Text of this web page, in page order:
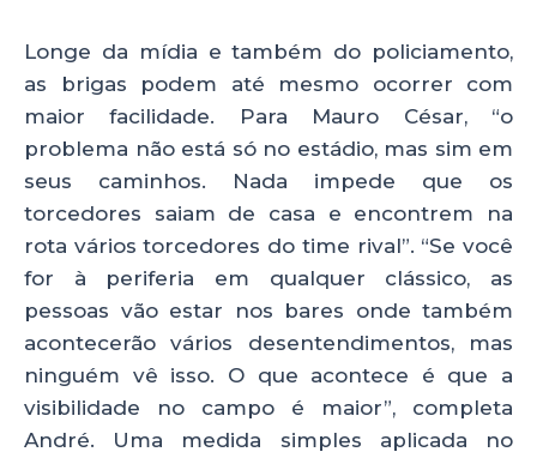
Longe da mídia e também do policiamento,
as brigas podem até mesmo ocorrer com
maior facilidade. Para Mauro César, “o
problema não está só no estádio, mas sim em
seus caminhos. Nada impede que os
torcedores saiam de casa e encontrem na
rota vários torcedores do time rival”. “Se você
for à periferia em qualquer clássico, as
pessoas vão estar nos bares onde também
acontecerão vários desentendimentos, mas
ninguém vê isso. O que acontece é que a
visibilidade no campo é maior”, completa
André. Uma medida simples aplicada no